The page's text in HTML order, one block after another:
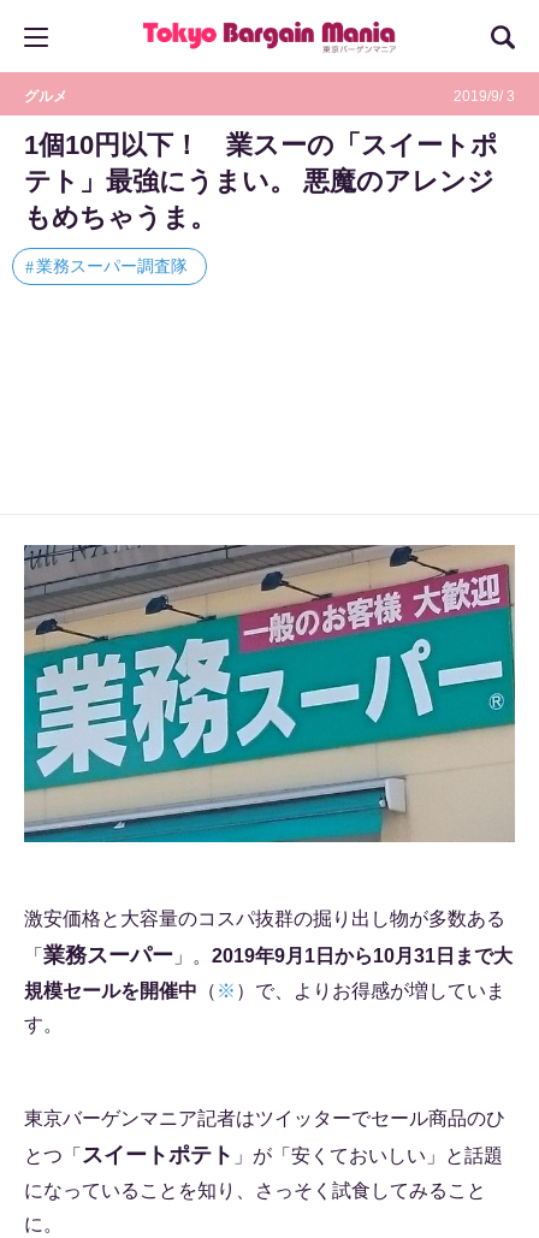
グルメ 2019/9/ 3
1個10円以下！ 業スーの「スイートポ
テト」最強にうまい。 悪魔のアレンジ
もめちゃうま。
業務スーパー調査隊
激安価格と大容量のコスパ抜群の掘り出し物が多数ある
「 業務スーパー 」。 2019年9月1日から10月31日まで大
規模セールを開催中 （ ※ ）で、よりお得感が増していま
す。
東京バーゲンマニア記者はツイッターでセール商品のひ
とつ「 スイートポテト 」が「安くておいしい」と話題
になっていることを知り、さっそく試食してみること
に。